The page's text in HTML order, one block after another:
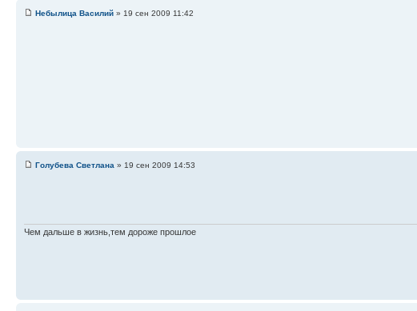
Небылица Василий » 19 сен 2009 11:42
Голубева Светлана » 19 сен 2009 14:53
Чем дальше в жизнь,тем дороже прошлое